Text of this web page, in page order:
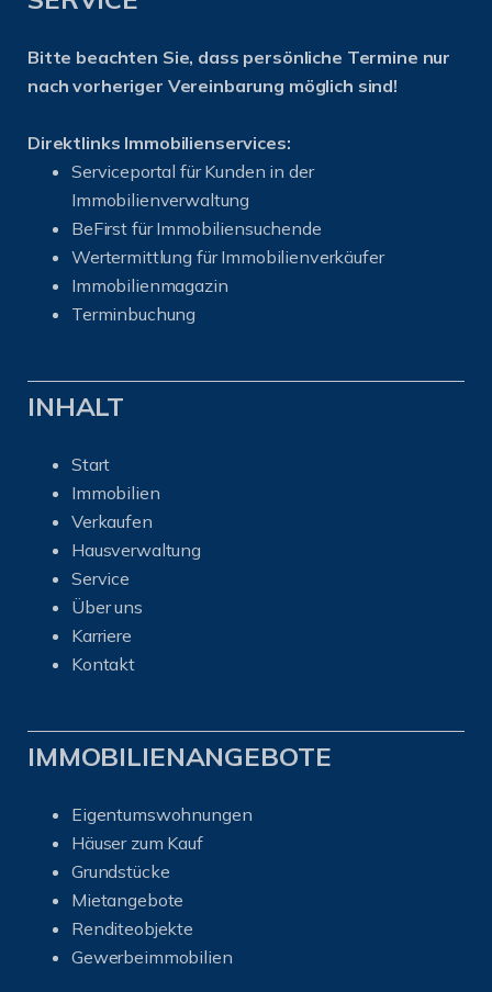
Bitte beachten Sie, dass persönliche Termine nur
nach vorheriger Vereinbarung möglich sind!
Direktlinks Immobilienservices:
Serviceportal für Kunden in der
Immobilienverwaltung
BeFirst für Immobiliensuchende
Wertermittlung für Immobilienverkäufer
Immobilienmagazin
Terminbuchung
INHALT
Start
Immobilien
Verkaufen
Hausverwaltung
Service
Über uns
Karriere
Kontakt
IMMOBILIENANGEBOTE
Eigentumswohnungen
Häuser zum Kauf
Grundstücke
Mietangebote
Renditeobjekte
Gewerbeimmobilien